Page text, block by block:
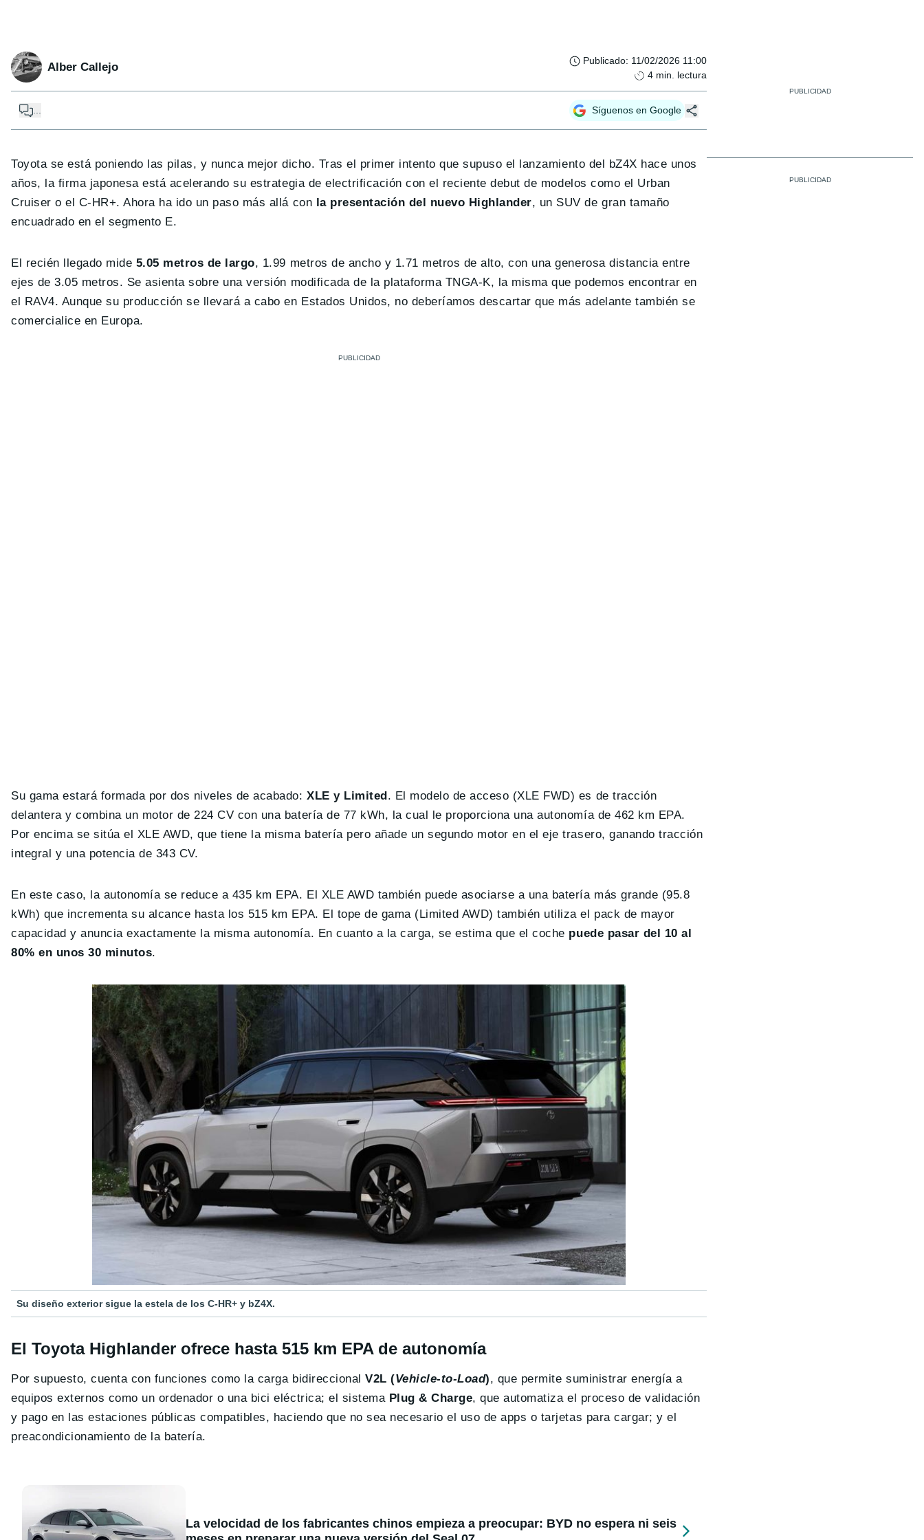
Alber Callejo Publicado: 11/02/2026 11:00
4 min. lectura
... Síguenos en Google
Toyota se está poniendo las pilas, y nunca mejor dicho. Tras el primer intento que supuso el lanzamiento del bZ4X hace unos
años, la firma japonesa está acelerando su estrategia de electrificación con el reciente debut de modelos como el Urban
Cruiser o el C-HR+. Ahora ha ido un paso más allá con la presentación del nuevo Highlander, un SUV de gran tamaño
encuadrado en el segmento E.
El recién llegado mide 5.05 metros de largo, 1.99 metros de ancho y 1.71 metros de alto, con una generosa distancia entre
ejes de 3.05 metros. Se asienta sobre una versión modificada de la plataforma TNGA-K, la misma que podemos encontrar en
el RAV4. Aunque su producción se llevará a cabo en Estados Unidos, no deberíamos descartar que más adelante también se
comercialice en Europa.
Su gama estará formada por dos niveles de acabado:XLE y Limited . El modelo de acceso (XLE FWD) es de tracción
delantera y combina un motor de 224 CV con una batería de 77 kWh, la cual le proporciona una autonomía de 462 km EPA.
Por encima se sitúa el XLE AWD, que tiene la misma batería pero añade un segundo motor en el eje trasero, ganando tracción
integral y una potencia de 343 CV.
En este caso, la autonomía se reduce a 435 km EPA. El XLE AWD también puede asociarse a una batería más grande (95.8
kWh) que incrementa su alcance hasta los 515 km EPA. El tope de gama (Limited AWD) también utiliza el pack de mayor
capacidad y anuncia exactamente la misma autonomía. En cuanto a la carga, se estima que el coche puede pasar del 10 al
80% en unos 30 minutos.
Su diseño exterior sigue la estela de los C-HR+ y bZ4X.
El Toyota Highlander ofrece hasta 515 km EPA de autonomía
Por supuesto, cuenta con funciones como la carga bidireccional V2L (Vehicle-to-Load), que permite suministrar energía a
equipos externos como un ordenador o una bici eléctrica; el sistema Plug & Charge, que automatiza el proceso de validación
y pago en las estaciones públicas compatibles, haciendo que no sea necesario el uso de apps o tarjetas para cargar; y el
preacondicionamiento de la batería.
La velocidad de los fabricantes chinos empieza a preocupar: BYD no espera ni seis